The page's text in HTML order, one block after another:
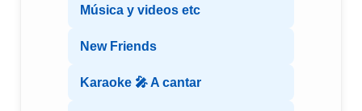
Música y videos etc
New Friends
Karaoke 🎤 A cantar